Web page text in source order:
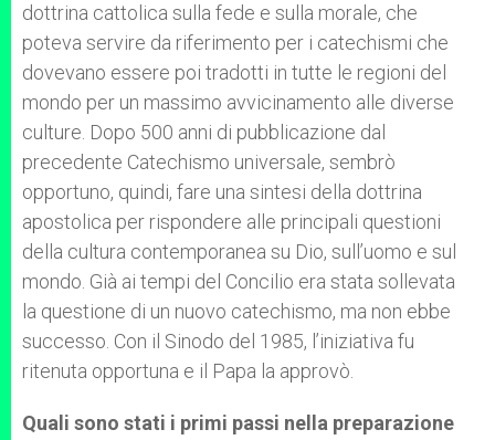
dottrina cattolica sulla fede e sulla morale, che
poteva servire da riferimento per i catechismi che
dovevano essere poi tradotti in tutte le regioni del
mondo per un massimo avvicinamento alle diverse
culture. Dopo 500 anni di pubblicazione dal
precedente Catechismo universale, sembrò
opportuno, quindi, fare una sintesi della dottrina
apostolica per rispondere alle principali questioni
della cultura contemporanea su Dio, sull’uomo e sul
mondo. Già ai tempi del Concilio era stata sollevata
la questione di un nuovo catechismo, ma non ebbe
successo. Con il Sinodo del 1985, l’iniziativa fu
ritenuta opportuna e il Papa la approvò.
Quali sono stati i primi passi nella preparazione